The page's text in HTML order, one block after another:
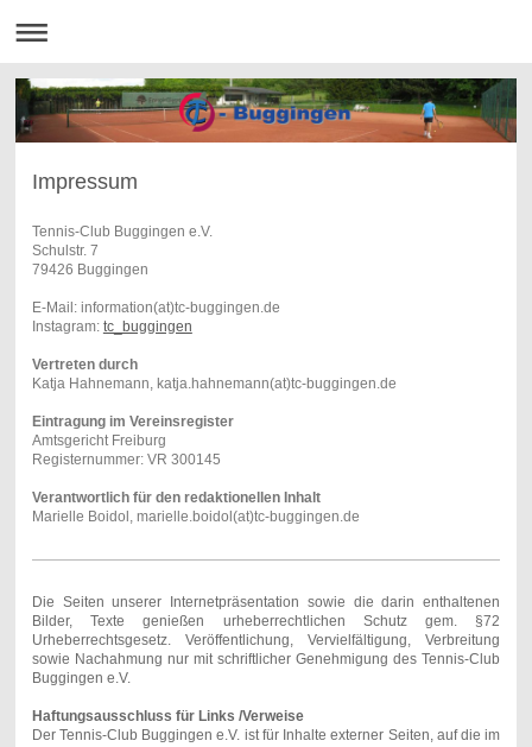
Impressum
Tennis-Club Buggingen e.V.
Schulstr. 7
79426 Buggingen
E-Mail: information(at)tc-buggingen.de
Instagram: tc_buggingen
Vertreten durch
Katja Hahnemann, katja.hahnemann(at)tc-buggingen.de
Eintragung im Vereinsregister
Amtsgericht Freiburg
Registernummer: VR 300145
Verantwortlich für den redaktionellen Inhalt
Marielle Boidol, marielle.boidol(at)tc-buggingen.de
Die Seiten unserer Internetpräsentation sowie die darin enthaltenen
Bilder, Texte genießen urheberrechtlichen Schutz gem. §72
Urheberrechtsgesetz. Veröffentlichung, Vervielfältigung, Verbreitung
sowie Nachahmung nur mit schriftlicher Genehmigung des Tennis-Club
Buggingen e.V.
Haftungsausschluss für Links /Verweise
Der Tennis-Club Buggingen e.V. ist für Inhalte externer Seiten, auf die im